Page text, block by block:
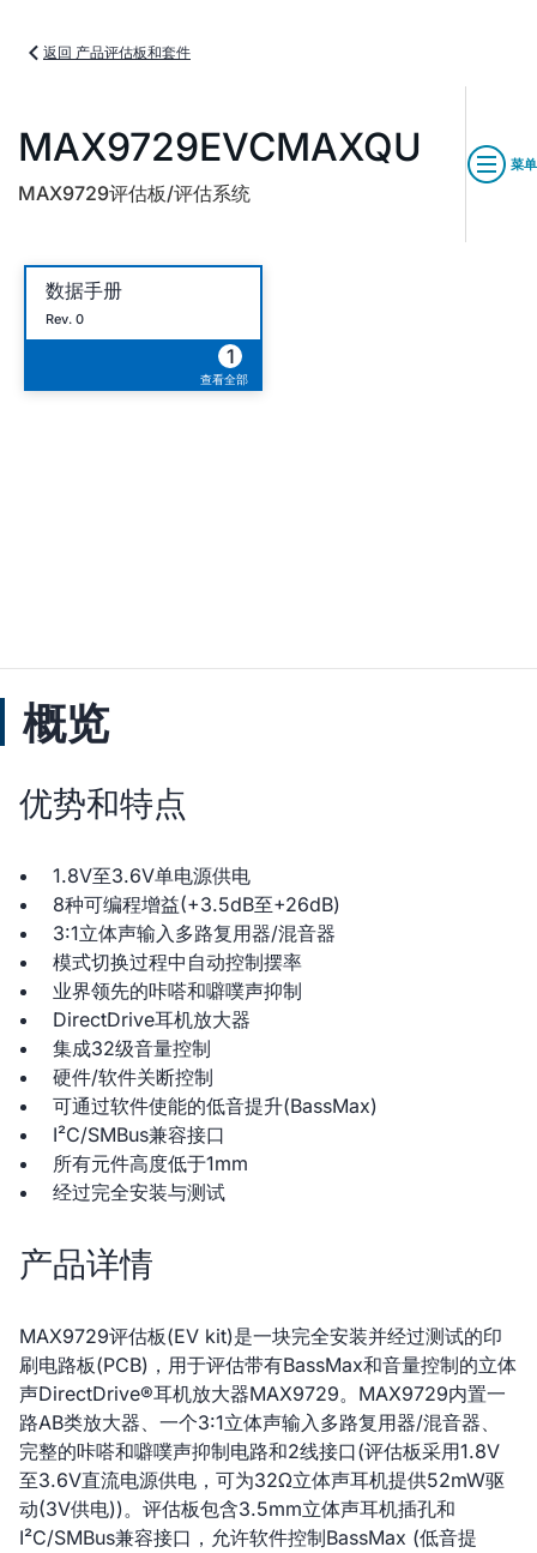
返回 产品评估板和套件
MAX9729EVCMAXQU
MAX9729评估板/评估系统
菜单
数据手册
Rev. 0
1
查看全部
概览
优势和特点
1.8V至3.6V单电源供电
8种可编程增益(+3.5dB至+26dB)
3:1立体声输入多路复用器/混音器
模式切换过程中自动控制摆率
业界领先的咔嗒和噼噗声抑制
DirectDrive耳机放大器
集成32级音量控制
硬件/软件关断控制
可通过软件使能的低音提升(BassMax)
I²C/SMBus兼容接口
所有元件高度低于1mm
经过完全安装与测试
产品详情
MAX9729评估板(EV kit)是一块完全安装并经过测试的印
刷电路板(PCB)，用于评估带有BassMax和音量控制的立体
声DirectDrive®耳机放大器MAX9729。MAX9729内置一
路AB类放大器、一个3:1立体声输入多路复用器/混音器、
完整的咔嗒和噼噗声抑制电路和2线接口(评估板采用1.8V
至3.6V直流电源供电，可为32Ω立体声耳机提供52mW驱
动(3V供电))。评估板包含3.5mm立体声耳机插孔和
I²C/SMBus兼容接口，允许软件控制BassMax (低音提